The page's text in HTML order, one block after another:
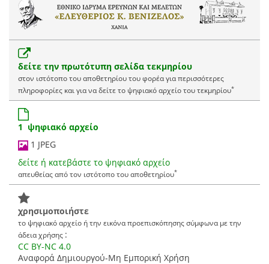
δείτε την πρωτότυπη σελίδα τεκμηρίου
στον ιστότοπο του αποθετηρίου του φορέα για περισσότερες
πληροφορίες και για να δείτε το ψηφιακό αρχείο του τεκμηρίου*
1 ψηφιακό αρχείο
1 JPEG
δείτε ή κατεβάστε το ψηφιακό αρχείο
απευθείας από τον ιστότοπο του αποθετηρίου*
χρησιμοποιήστε
το ψηφιακό αρχείο ή την εικόνα προεπισκόπησης σύμφωνα με την
άδεια χρήσης :
CC BY-NC 4.0
Αναφορά Δημιουργού-Μη Εμπορική Χρήση